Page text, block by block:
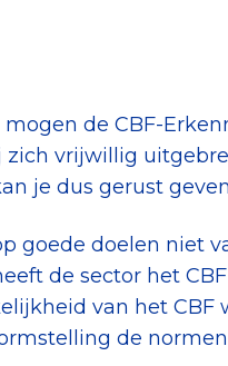
the Sector
de CBF-
vrijwillig
je dus gerust
goede doelen niet
de sector het
van het CBF
de